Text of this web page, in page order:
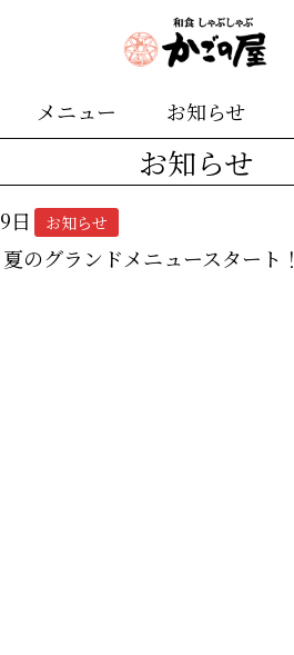
メニュー お知らせ
お知らせ
日 お知らせ
夏のグランドメニュースタート！